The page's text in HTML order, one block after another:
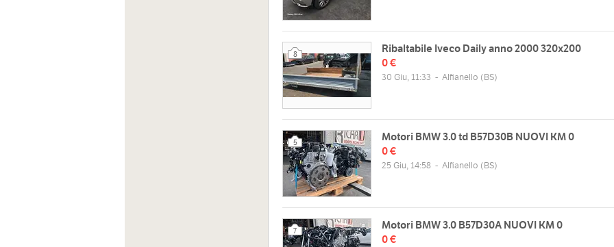
8
Ribaltabile Iveco Daily anno 2000 320x200
0 €
30 Giu, 11:33 - Alfianello (BS)
5
Motori BMW 3.0 td B57D30B NUOVI KM 0
0 €
25 Giu, 14:58 - Alfianello (BS)
7
Motori BMW 3.0 B57D30A NUOVI KM 0
0 €